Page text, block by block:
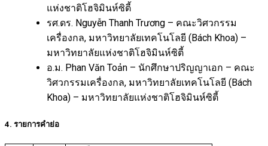
แห่งชาติโฮจิมินห์ซิตี้
รศ.ดร. Nguyễn Thanh Trương – คณะวิศวกรรม
เครื่องกล, มหาวิทยาลัยเทคโนโลยี (Bách Khoa) –
มหาวิทยาลัยแห่งชาติโฮจิมินห์ซิตี้
อ.ม. Phan Văn Toản – นักศึกษาปริญญาเอก – คณะ
วิศวกรรมเครื่องกล, มหาวิทยาลัยเทคโนโลยี (Bách
Khoa) – มหาวิทยาลัยแห่งชาติโฮจิมินห์ซิตี้
4. รายการคำย่อ